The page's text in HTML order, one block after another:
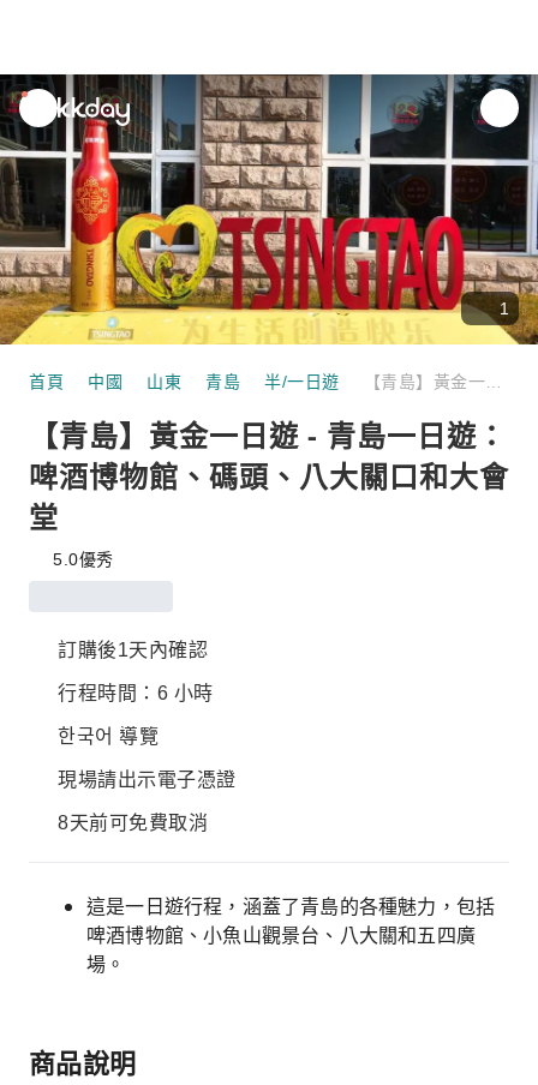
unread
notifications
1
首頁 中國 山東 青島 半/一日遊
【青島】黃金一日遊 - 青島一日遊：
啤酒博物館、碼頭、八大關口和大會
堂
5.0優秀
訂購後1天內確認
行程時間：6 小時
한국어 導覽
現場請出示電子憑證
8天前可免費取消
這是一日遊行程，涵蓋了青島的各種魅力，包括
啤酒博物館、小魚山觀景台、八大關和五四廣
場。
商品說明